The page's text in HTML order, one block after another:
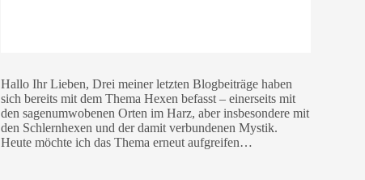
Hallo Ihr Lieben, Drei meiner letzten Blogbeiträge haben
sich bereits mit dem Thema Hexen befasst – einerseits mit
den sagenumwobenen Orten im Harz, aber insbesondere mit
den Schlernhexen und der damit verbundenen Mystik.
Heute möchte ich das Thema erneut aufgreifen…